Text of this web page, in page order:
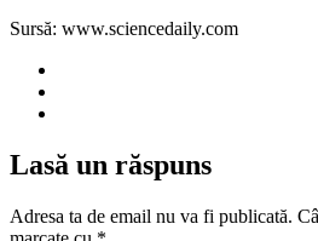
Sursă: www.sciencedaily.com
Lasă un răspuns
Adresa ta de email nu va fi publicată.